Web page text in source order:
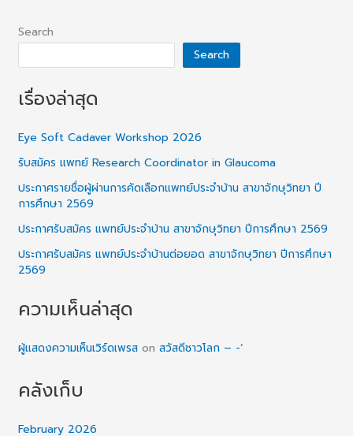
Search
Search
เรื่องล่าสุด
Eye Soft Cadaver Workshop 2026
รับสมัคร แพทย์ Research Coordinator in Glaucoma
ประกาศรายชื่อผู้ผ่านการคัดเลือกแพทย์ประจำบ้าน สาขาจักษุวิทยา ปี
การศึกษา 2569
ประกาศรับสมัคร แพทย์ประจำบ้าน สาขาจักษุวิทยา ปีการศึกษา 2569
ประกาศรับสมัคร แพทย์ประจำบ้านต่อยอด สาขาจักษุวิทยา ปีการศึกษา
2569
ความเห็นล่าสุด
ผู้แสดงความเห็นเวิร์ดเพรส onสวัสดีชาวโลก – -‘
คลังเก็บ
February 2026